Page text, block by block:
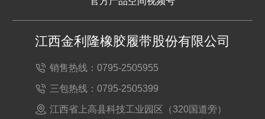
江西金利隆橡胶履带股份有限公司
销售热线：0795-2505955
三包热线：0795-2505399
江西省上高县科技工业园区（320国道旁）